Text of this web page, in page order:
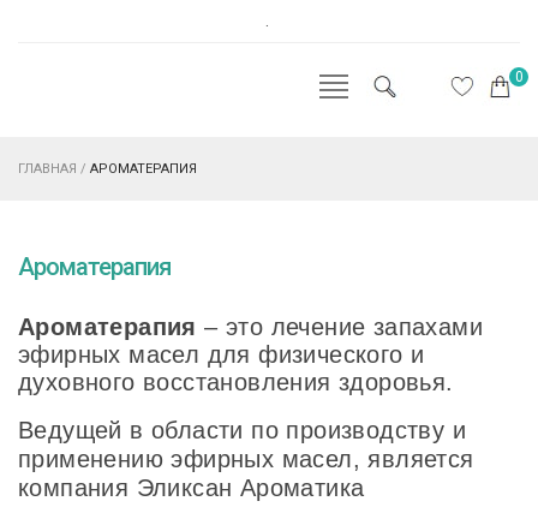
.
0
ГЛАВНАЯ / АРОМАТЕРАПИЯ
Ароматерапия
Ароматерапия – это лечение запахами
эфирных масел для физического и
духовного восстановления здоровья.
Ведущей в области по производству и
применению эфирных масел, является
компания Эликсан Ароматика